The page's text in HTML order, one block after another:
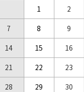
1
2
7 8
9
14 15
16
21 22
23
28 29
30